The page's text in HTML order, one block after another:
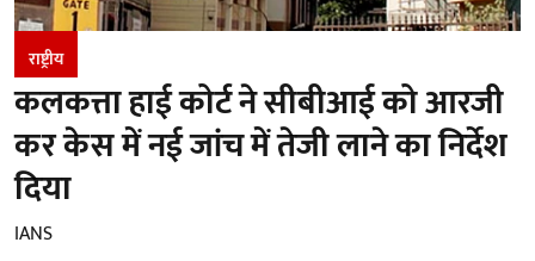
राष्ट्रीय
कलकत्ता हाई कोर्ट ने सीबीआई को आरजी
कर केस में नई जांच में तेजी लाने का निर्देश
दिया
IANS